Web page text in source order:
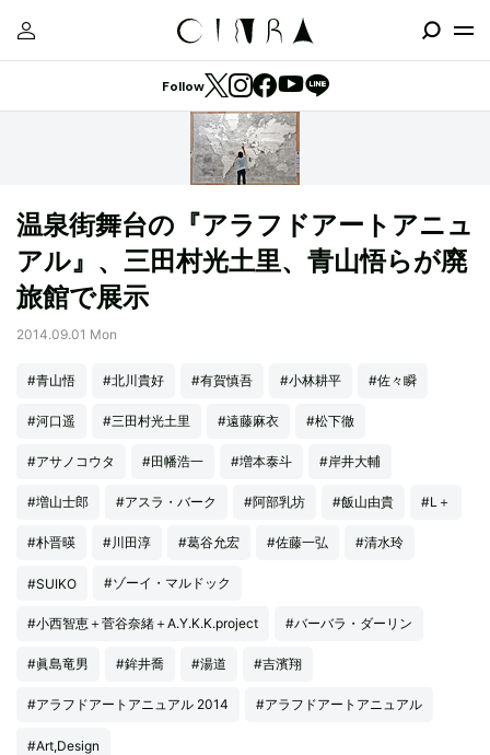
Follow
温泉街舞台の『アラフドアートアニュ
アル』、三田村光土里、青山悟らが廃
旅館で展示
2014.09.01 Mon
#青山悟 #北川貴好 #有賀慎吾 #小林耕平 #佐々瞬
#河口遥 #三田村光土里 #遠藤麻衣 #松下徹
#アサノコウタ #田幡浩一 #増本泰斗 #岸井大輔
#増山士郎 #アスラ・バーク #阿部乳坊 #飯山由貴 #L＋
#朴晋暎 #川田淳 #葛谷允宏 #佐藤一弘 #清水玲
#SUIKO #ゾーイ・マルドック
#小西智恵＋菅谷奈緒＋A.Y.K.K.project #バーバラ・ダーリン
#眞島竜男 #鉾井喬 #湯道 #吉濱翔
#アラフドアートアニュアル 2014 #アラフドアートアニュアル
#Art,Design